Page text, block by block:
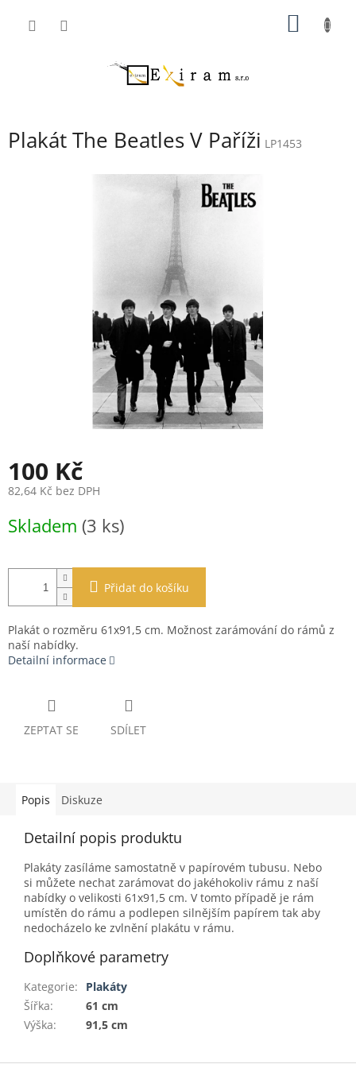
Plakát The Beatles V Paříži LP1453
100 Kč
82,64 Kč bez DPH
cena:
Skladem (3 ks)
Přidat do košíku
Plakát o rozměru 61x91,5 cm. Možnost zarámování do rámů z
naší nabídky.
Detailní informace
ZEPTAT SE SDÍLET
Popis Diskuze
Detailní popis produktu
Plakáty zasíláme samostatně v papírovém tubusu. Nebo
si můžete nechat zarámovat do jakéhokoliv rámu z naší
nabídky o velikosti 61x91,5 cm. V tomto případě je rám
umístěn do rámu a podlepen silnějším papírem tak aby
nedocházelo ke zvlnění plakátu v rámu.
Doplňkové parametry
Kategorie:
Plakáty
Šířka:
61 cm
Výška: 91,5 cm